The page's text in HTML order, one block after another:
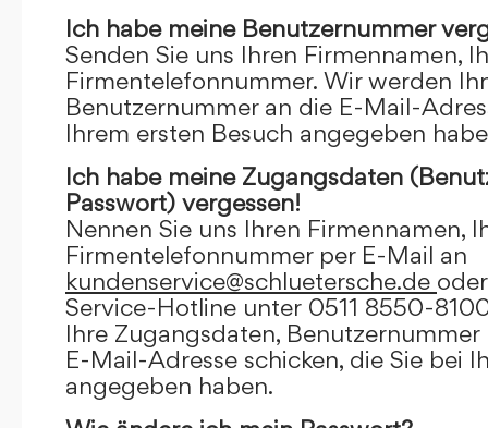
Ich habe meine Benutzernummer
Senden Sie uns Ihren Firmennamen,
Firmentelefonnummer. Wir werden
Benutzernummer an die E-Mail-
Ihrem ersten Besuch angegeben
Ich habe meine Zugangsdaten
Passwort) vergessen!
Nennen Sie uns Ihren Firmennamen,
Firmentelefonnummer per E-Mail an
kundenservice@schluetersche.de
Service-Hotline unter 0511 8550-
Ihre Zugangsdaten,
E-Mail-Adresse schicken, die Sie bei
angegeben haben.